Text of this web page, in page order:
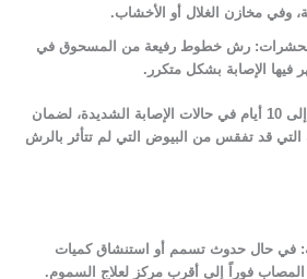
وفي مخازن الغلال أو الأخشاب.
رش خطوط رفيعة من المسحوق في
فيها الإصابة بشكل متكرر.
يُفضل إعادة التطبيق بعد 7 إلى 10 أيام في حالات الإصابة الشديدة، لضمان
التي قد تفقس من البيوض التي لم تتأثر بالرش
في حال حدوث تسمم أو استنشاق كميات
فوراً إلى أقرب مركز لعلاج السموم.